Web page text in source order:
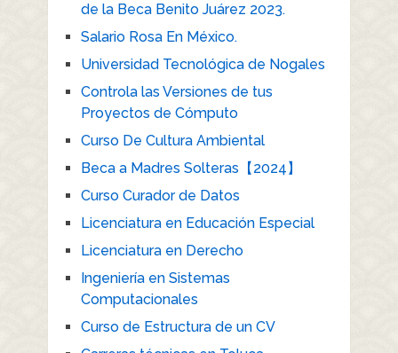
de la Beca Benito Juárez 2023.
Salario Rosa En México.
Universidad Tecnológica de Nogales
Controla las Versiones de tus
Proyectos de Cómputo
Curso De Cultura Ambiental
Beca a Madres Solteras【2024】
Curso Curador de Datos
Licenciatura en Educación Especial
Licenciatura en Derecho
Ingeniería en Sistemas
Computacionales
Curso de Estructura de un CV